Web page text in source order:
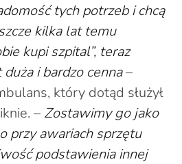
tych potrzeb i chcą
kilka lat temu
kupi szpital”, teraz
i bardzo cenna–
który dotąd służył
– Zostawimy go jako
przy awariach sprzętu
podstawienia innej